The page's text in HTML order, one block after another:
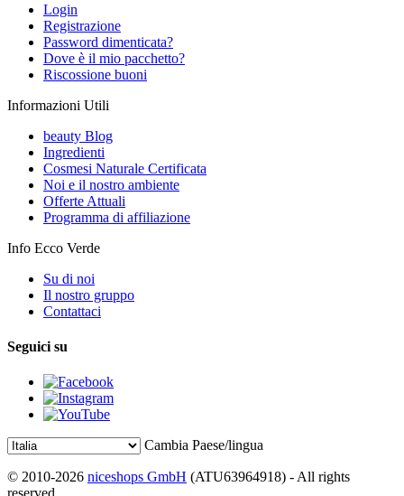
Login
Registrazione
Password dimenticata?
Dove è il mio pacchetto?
Riscossione buoni
Informazioni Utili
beauty Blog
Ingredienti
Cosmesi Naturale Certificata
Noi e il nostro ambiente
Offerte Attuali
Programma di affiliazione
Info Ecco Verde
Su di noi
Il nostro gruppo
Contattaci
Seguici su
Cambia Paese/lingua
© 2010-2026 niceshops GmbH (ATU63964918) - All rights